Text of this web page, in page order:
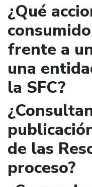
¿Qué
frente a
una
la SFC?
de las
proceso?